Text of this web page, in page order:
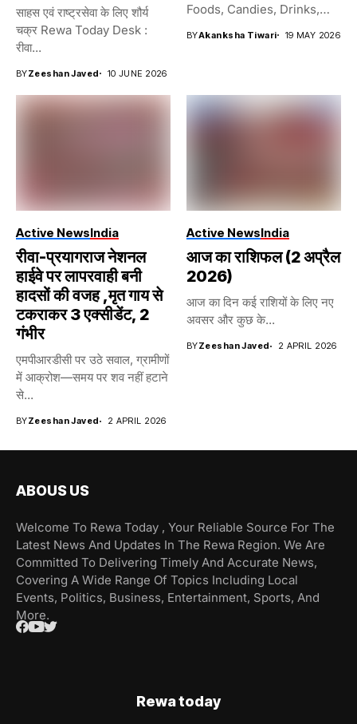
साहस एवं राष्ट्रसेवा के लिए शौर्य
चक्र Rewa Today Desk :
रीवा...
BYZeeshan Javed 10 JUNE 2026
Foods, Candies, Drinks,
BYAkanksha Tiwari 19 MAY 2026
Active NewsIndia
रीवा-प्रयागराज नेशनल
हाईवे पर लापरवाही बनी
हादसों की वजह ,मृत गाय से
टकराकर 3 एक्सीडेंट, 2
गंभीर
एमपीआरडीसी पर उठे सवाल, ग्रामीणों
में आक्रोश—समय पर शव नहीं हटाने
से...
BYZeeshan Javed 2 APRIL 2026
Active NewsIndia
आज का राशिफल (2 अप्रैल
2026)
आज का दिन कई राशियों के लिए नए
अवसर और कुछ के...
BYZeeshan Javed 2 APRIL 2026
ABOUS US
Welcome To Rewa Today , Your Reliable Source For The
Latest News And Updates In The Rewa Region. We Are
Committed To Delivering Timely And Accurate News,
Covering A Wide Range Of Topics Including Local
Events, Politics, Business, Entertainment, Sports, And
More.
Rewa today